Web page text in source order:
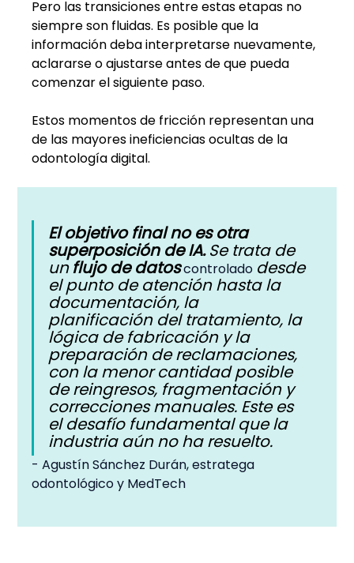
Pero las transiciones entre estas etapas no
siempre son fluidas. Es posible que la
información deba interpretarse nuevamente,
aclararse o ajustarse antes de que pueda
comenzar el siguiente paso.
Estos momentos de fricción representan una
de las mayores ineficiencias ocultas de la
odontología digital.
El objetivo final no es otra
superposición de IA.Se trata de
unflujo de datos controlado desde
el punto de atención hasta la
documentación, la
planificación del tratamiento, la
lógica de fabricación y la
preparación de reclamaciones,
con la menor cantidad posible
de reingresos, fragmentación y
correcciones manuales. Este es
el desafío fundamental que la
industria aún no ha resuelto.
- Agustín Sánchez Durán, estratega
odontológico y MedTech